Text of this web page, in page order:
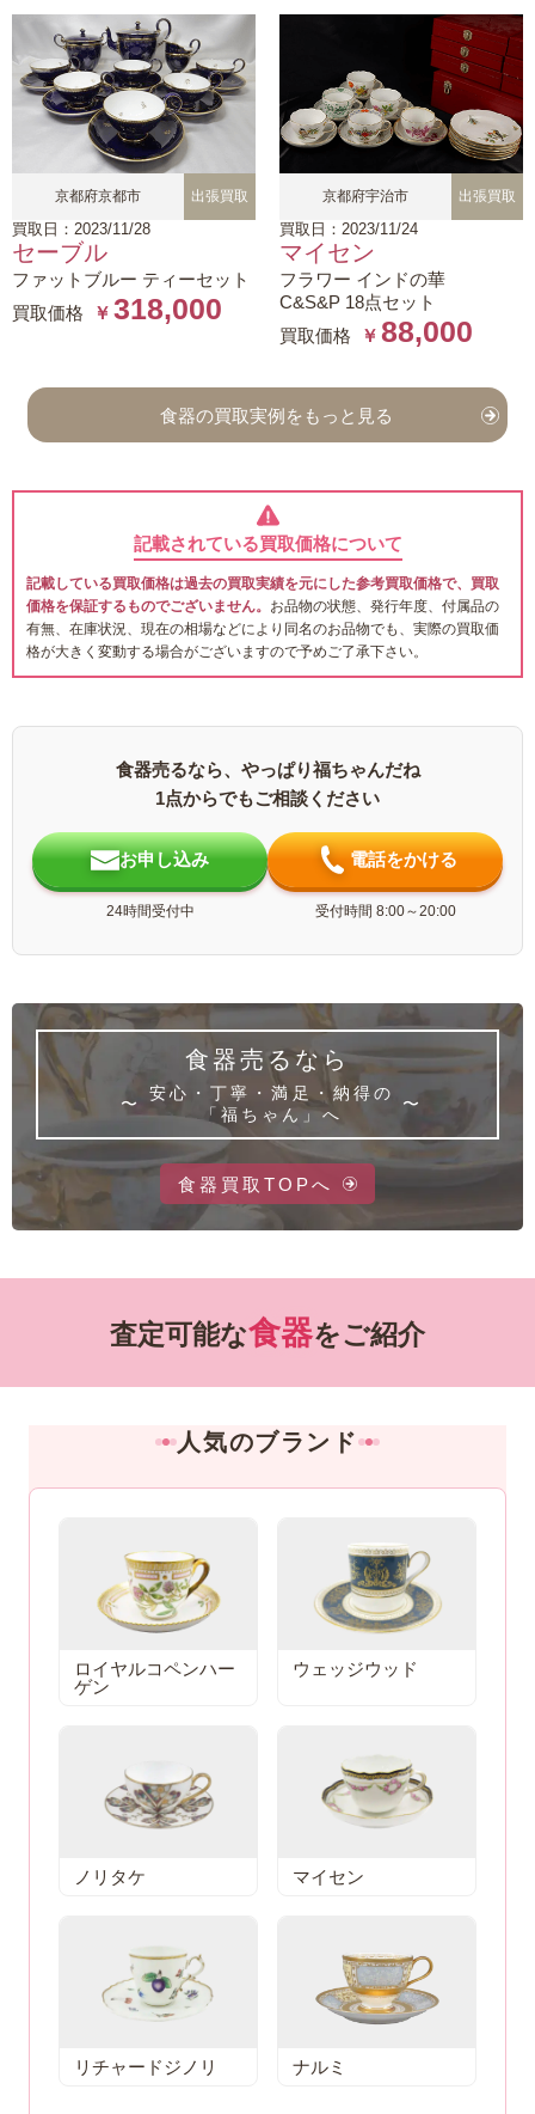
京都府京都市 出張買取
買取日：2023/11/28
セーブル
ファットブルー ティーセット
買取価格
￥ 318,000
京都府宇治市 出張買取
買取日：2023/11/24
マイセン
フラワー インドの華
C&S&P 18点セット
買取価格
￥ 88,000
食器の買取実例をもっと見る
記載されている買取価格について
記載している買取価格は過去の買取実績を元にした参考買取価格で、買取
価格を保証するものでございません。 お品物の状態、発行年度、付属品の
有無、在庫状況、現在の相場などにより同名のお品物でも、実際の買取価
格が大きく変動する場合がございますので予めご了承下さい。
食器売るなら、やっぱり福ちゃんだね
1点からでもご相談ください
お申し込み
24時間受付中
電話をかける
受付時間 8:00～20:00
食器売るなら
安心・丁寧・満足・納得の
「福ちゃん」へ
食器買取TOPへ
査定可能な食器をご紹介
人気のブランド
ロイヤルコペンハー
ゲン
ウェッジウッド
ノリタケ マイセン
リチャードジノリ ナルミ